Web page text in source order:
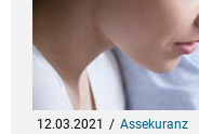
12.03.2021 Assekuranz